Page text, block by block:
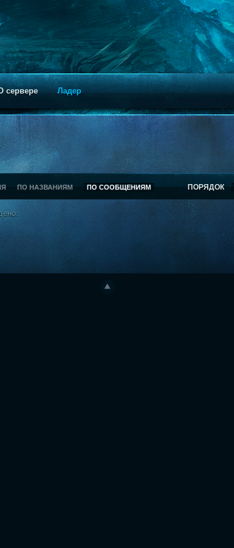
сервере Ладер
ПО НАЗВАНИЯМ ПО СООБЩЕНИЯМ ПОРЯДОК